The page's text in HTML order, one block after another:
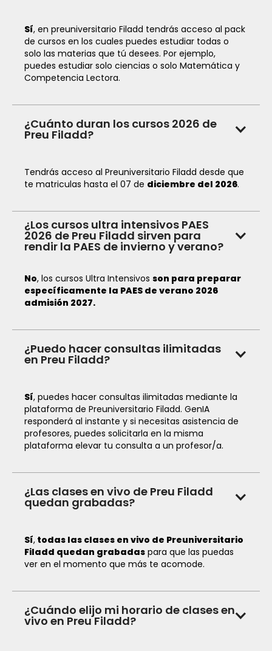
Sí, en preuniversitario Filadd tendrás acceso al pack
de cursos en los cuales puedes estudiar todas o
solo las materias que tú desees. Por ejemplo,
puedes estudiar solo ciencias o solo Matemática y
Competencia Lectora.
¿Cuánto duran los cursos 2026 de
Preu Filadd?
Tendrás acceso al Preuniversitario Filadd desde que
te matriculas hasta el 07 de diciembre del 2026.
¿Los cursos ultra intensivos PAES
2026 de Preu Filadd sirven para
rendir la PAES de invierno y verano?
No, los cursos Ultra Intensivos son para preparar
específicamente la PAES de verano 2026
admisión 2027.
¿Puedo hacer consultas ilimitadas
en Preu Filadd?
Sí, puedes hacer consultas ilimitadas mediante la
plataforma de Preuniversitario Filadd. GenIA
responderá al instante y si necesitas asistencia de
profesores, puedes solicitarla en la misma
plataforma elevar tu consulta a un profesor/a.
¿Las clases en vivo de Preu Filadd
quedan grabadas?
Sí, todas las clases en vivo de Preuniversitario
Filadd quedan grabadas para que las puedas
ver en el momento que más te acomode.
¿Cuándo elijo mi horario de clases en
vivo en Preu Filadd?